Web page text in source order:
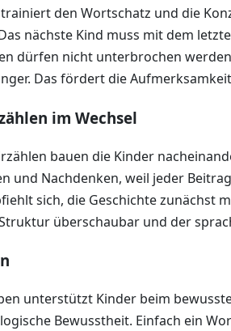
trainiert den Wortschatz und die
nächste Kind muss mit dem
dürfen nicht unterbrochen
Das fördert die
im Wechsel
bauen die Kinder
und Nachdenken, weil jeder
sich, die Geschichte zunächst
überschaubar und der
unterstützt Kinder beim
Bewusstheit. Einfach ein